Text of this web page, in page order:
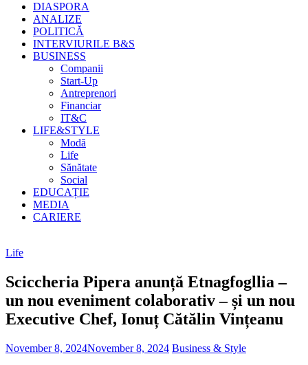
DIASPORA
ANALIZE
POLITICĂ
INTERVIURILE B&S
BUSINESS
Companii
Start-Up
Antreprenori
Financiar
IT&C
LIFE&STYLE
Modă
Life
Sănătate
Social
EDUCAȚIE
MEDIA
CARIERE
Life
Sciccheria Pipera anunță Etnagfogllia –
un nou eveniment colaborativ – și un nou
Executive Chef, Ionuț Cătălin Vințeanu
November 8, 2024November 8, 2024 Business & Style